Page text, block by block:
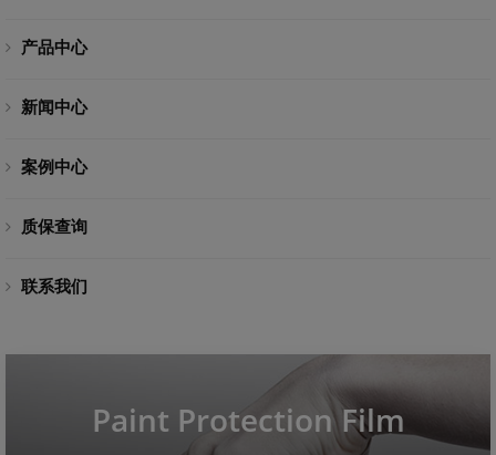
产品中心
新闻中心
案例中心
质保查询
联系我们
Paint Protection Film